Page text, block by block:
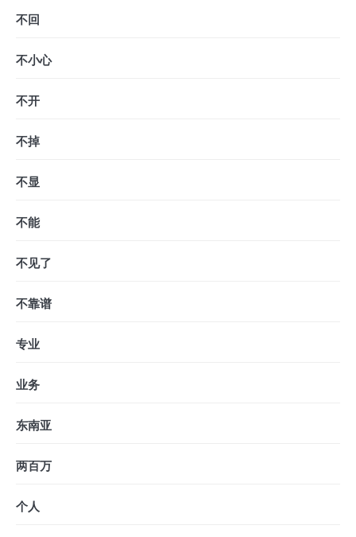
不回
不小心
不开
不掉
不显
不能
不见了
不靠谱
专业
业务
东南亚
两百万
个人